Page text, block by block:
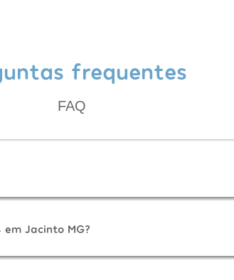
frequentes
FAQ
Jacinto MG?